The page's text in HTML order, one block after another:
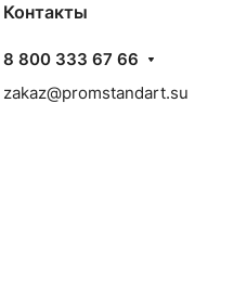
Контакты
8 800 333 67 66
zakaz@promstandart.su